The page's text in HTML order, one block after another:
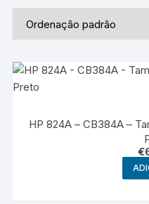
HP 824A – CB384A – Tambor de Imagem Genérico –
€